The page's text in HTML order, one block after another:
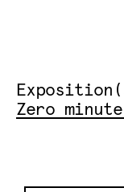
Zero